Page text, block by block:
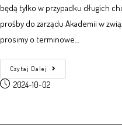
będą tylko w przypadku długich
prośby do zarządu Akademii w
prosimy o terminowe…
Czytaj Dalej
2024-10-02